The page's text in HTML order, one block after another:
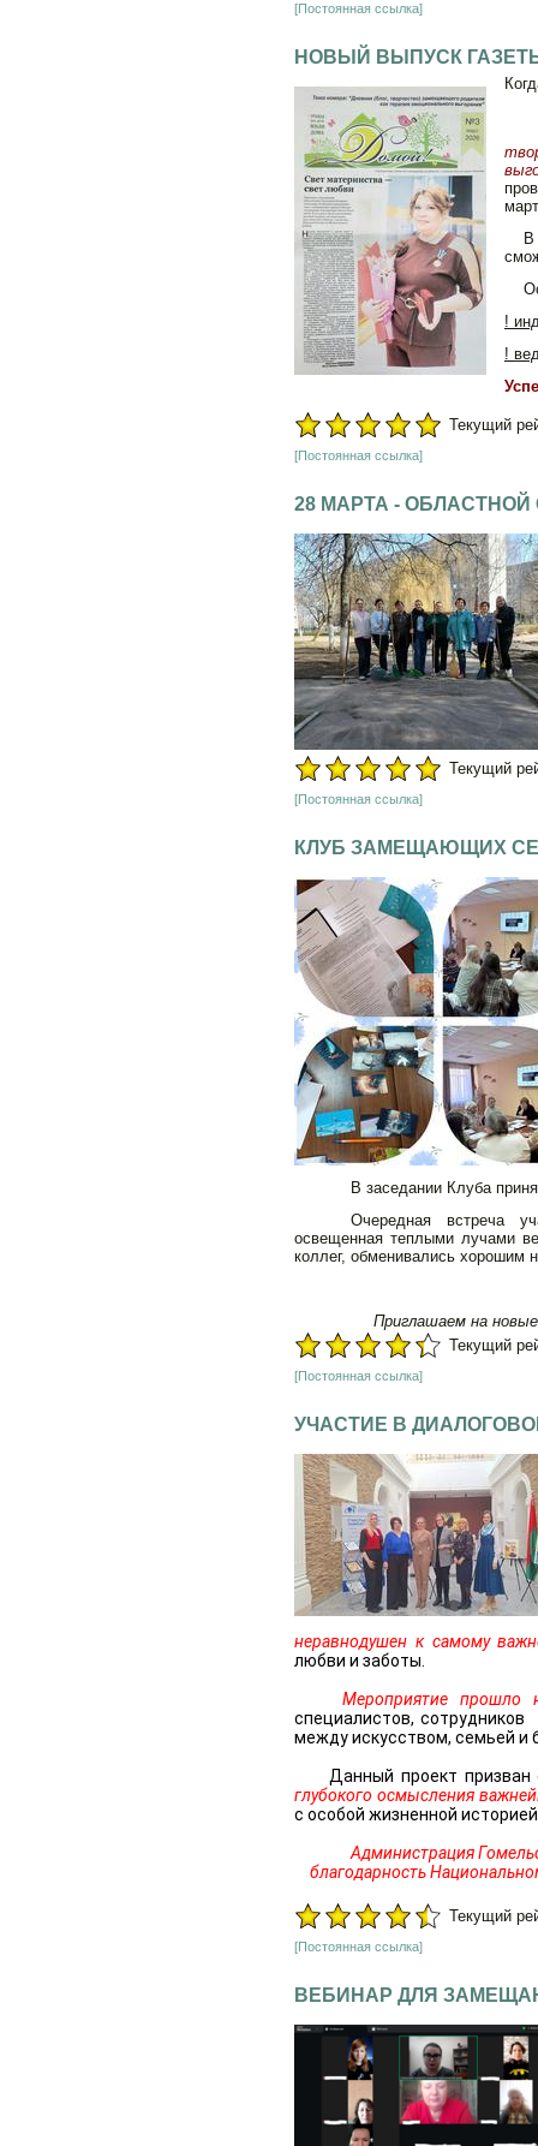
[Постоянная ссылка]
НОВЫЙ ВЫПУСК
В
!
!
Текущий
[Постоянная ссылка]
28 МАРТА -
Текущий
[Постоянная ссылка]
КЛУБ ЗАМЕЩАЮЩИХ
В заседании Клуба
Очередная встреча
освещенная теплыми лучами
коллег, обменивались хорошим
Приглашаем на
Текущий
[Постоянная ссылка]
УЧАСТИЕ В
неравнодушен к самому
любви и заботы.
Мероприятие прошло
специалистов,
между искусством, семьей и
Данный проект призван
глубокого осмысления
с особой жизненной
Администрация
благодарность
Текущий
[Постоянная ссылка]
ВЕБИНАР ДЛЯ